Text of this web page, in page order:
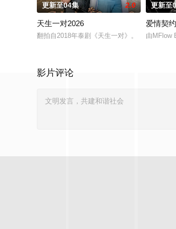
更新至04集 2.0
天生一对2026
翻拍自2018年泰剧《天生一对》。
更新至
爱情契约
由MFlow
影片评论